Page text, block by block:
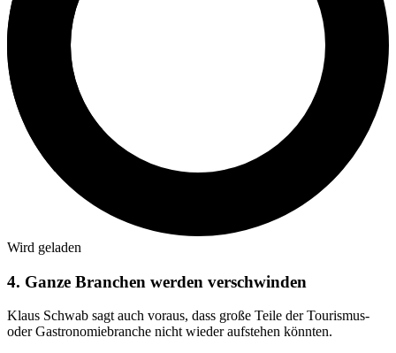
Wird geladen
4. Ganze Branchen werden verschwinden
Klaus Schwab sagt auch voraus, dass große Teile der Tourismus-
oder Gastronomiebranche nicht wieder aufstehen könnten.